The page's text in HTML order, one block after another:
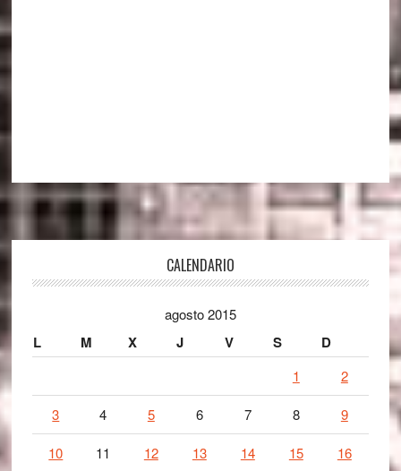
CALENDARIO
agosto 2015
L M X J V S D
1 2
3 4 5 6 7 8 9
10 11 12 13 14 15 16